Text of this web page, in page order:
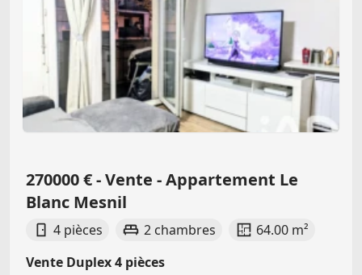
270000 € - Vente - Appartement Le
Blanc Mesnil
4 pièces 2 chambres
64.00 m²
Vente Duplex 4 pièces